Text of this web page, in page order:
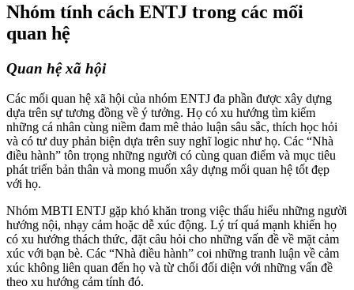
Nhóm tính cách ENTJ trong các mối
quan hệ
Quan hệ xã hội
Các mối quan hệ xã hội của nhóm ENTJ đa phần được xây dựng
dựa trên sự tương đồng về ý tưởng. Họ có xu hướng tìm kiếm
những cá nhân cùng niềm đam mê thảo luận sâu sắc, thích học hỏi
và có tư duy phản biện dựa trên suy nghĩ logic như họ. Các “Nhà
điều hành” tôn trọng những người có cùng quan điểm và mục tiêu
phát triển bản thân và mong muốn xây dựng mối quan hệ tốt đẹp
với họ.
Nhóm MBTI ENTJ gặp khó khăn trong việc thấu hiểu những người
hướng nội, nhạy cảm hoặc dễ xúc động. Lý trí quá mạnh khiến họ
có xu hướng thách thức, đặt câu hỏi cho những vấn đề về mặt cảm
xúc với bạn bè. Các “Nhà điều hành” coi những tranh luận về cảm
xúc không liên quan đến họ và từ chối đối diện với những vấn đề
theo xu hướng cảm tính đó.